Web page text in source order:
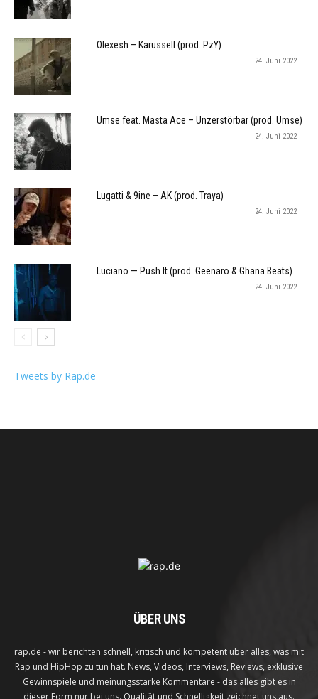
Olexesh – Karussell (prod. PzY)
24. Juni 2022
Umse feat. Masta Ace – Unzerstörbar (prod. Umse)
24. Juni 2022
Lugatti & 9ine – AK (prod. Traya)
24. Juni 2022
Luciano — Push It (prod. Geenaro & Ghana Beats)
24. Juni 2022
Tweets by Rap.de
ÜBER UNS
rap.de - wir berichten schnell, kritisch und kompetent über alles, was mit
Rap und HipHop zu tun hat. News, Videos, Interviews, Reviews, exklusive
Gewinnspiele und meinungsstarke Kommentare - das alles gibt es in
dieser Form nur bei uns. Qualität und Schnelligkeit zeichnet uns aus.